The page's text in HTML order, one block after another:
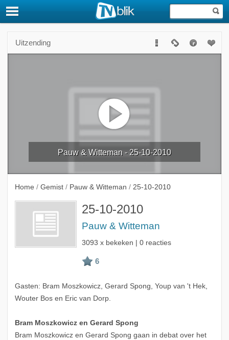
Uitzending
Pauw & Witteman - 25-10-2010
Home / Gemist / Pauw & Witteman / 25-10-2010
25-10-2010
Pauw & Witteman
3093 x bekeken | 0 reacties
Gasten: Bram Moszkowicz, Gerard Spong, Youp van 't Hek,
Wouter Bos en Eric van Dorp.
Bram Moszkowicz en Gerard Spong
Bram Moszkowicz en Gerard Spong gaan in debat over het